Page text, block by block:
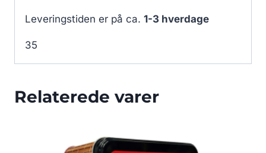
Leveringstiden er på ca. 1-3 hverdage
35
Relaterede varer